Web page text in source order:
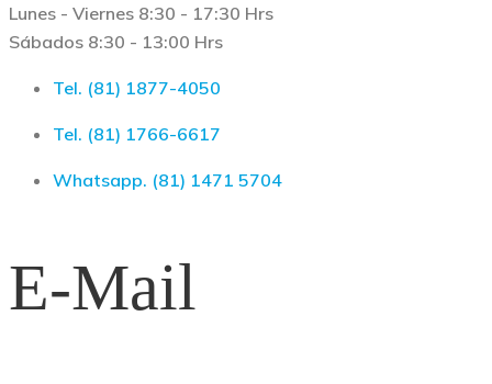
Lunes - Viernes 8:30 - 17:30 Hrs
Sábados 8:30 - 13:00 Hrs
Tel. (81) 1877-4050
Tel. (81) 1766-6617
Whatsapp. (81) 1471 5704
E-Mail